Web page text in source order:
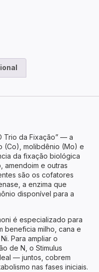
Trio da Fixação” — a
(Co), molibdênio (Mo) e
da fixação biológica
amendoim e outras
são os cofatores
a enzima que
disponível para a
é especializado para
beneficia milho, cana e
Para ampliar o
de N, o Stimulus
— juntos, cobrem
nas fases iniciais.